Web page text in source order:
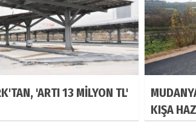
'ARTI 13 MİLYON TL'
KIŞA